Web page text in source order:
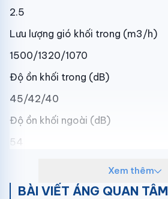
2.5
Lưu lượng gió khối trong (m3/h)
1500/1320/1070
Độ ồn khối trong (dB)
45/42/40
Độ ồn khối ngoài (dB)
54
510x315x1750
Xem thêm
BÀI VIẾT ÁNG QUAN TÂM